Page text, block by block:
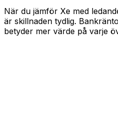
När du jämför Xe med
är skillnaden tydlig.
betyder mer värde på varje